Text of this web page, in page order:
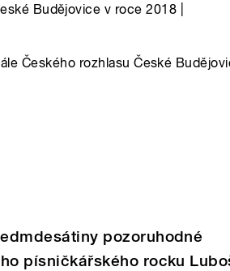
Budějovice v roce 2018 |
Českého rozhlasu České
pozoruhodné
písničkářského rocku